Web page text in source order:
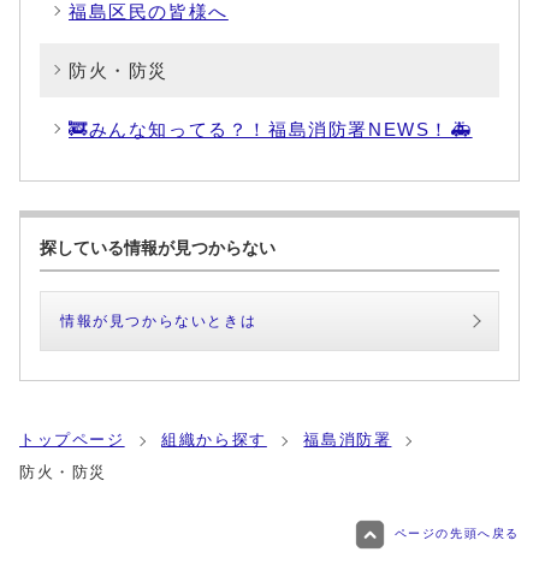
福島区民の皆様へ
防火・防災
🚒みんな知ってる？！福島消防署NEWS！🚑
探している情報が見つからない
情報が見つからないときは
トップページ 組織から探す
福島消防署
防火・防災
ページの先頭へ戻る